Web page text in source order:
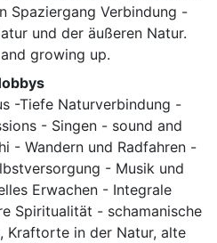
Spaziergang Verbindung -
und der äußeren Natur.
growing up.
-Tiefe Naturverbindung -
- Singen - sound and
- Wandern und Radfahren -
- Musik und
Erwachen - Integrale
Spiritualität - schamanische
Kraftorte in der Natur, alte